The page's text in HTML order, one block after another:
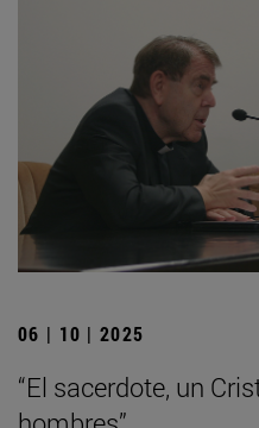
06 | 10 | 2025
“El sacerdote, un